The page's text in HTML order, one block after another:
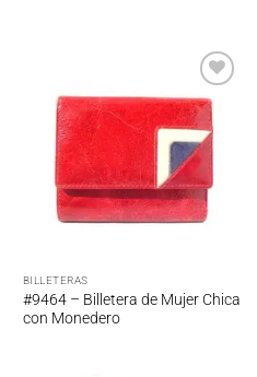
Añadir
a la
lista de
deseos
BILLETERAS
#9464 – Billetera de Mujer Chica
con Monedero